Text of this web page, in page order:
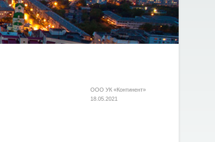
ООО УК «Континент»
18.05.2021